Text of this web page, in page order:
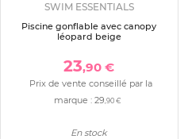
SWIM ESSENTIALS
Piscine gonflable avec canopy
léopard beige
23,90 €
Prix de vente conseillé par la
marque : 29,90 €
En stock